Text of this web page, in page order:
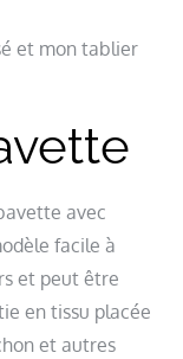
et mon tablier
avec
facile à
et peut être
en tissu placée
et autres